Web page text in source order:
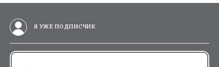
Я УЖЕ ПОДПИСЧИК